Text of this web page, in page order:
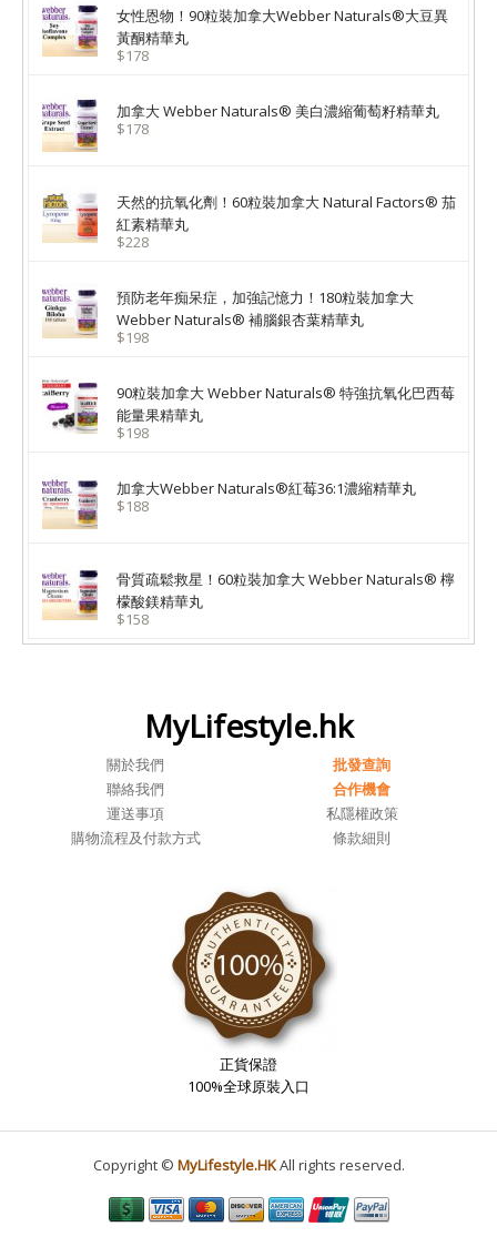
女性恩物！90粒裝加拿大Webber Naturals®大豆異
黃酮精華丸
$178
加拿大 Webber Naturals® 美白濃縮葡萄籽精華丸
$178
天然的抗氧化劑！60粒裝加拿大 Natural Factors® 茄
紅素精華丸
$228
預防老年痴呆症，加強記憶力！180粒裝加拿大
Webber Naturals® 補腦銀杏葉精華丸
$198
90粒裝加拿大 Webber Naturals® 特強抗氧化巴西莓
能量果精華丸
$198
加拿大Webber Naturals®紅莓36:1濃縮精華丸
$188
骨質疏鬆救星！60粒裝加拿大 Webber Naturals® 檸
檬酸鎂精華丸
$158
MyLifestyle.hk
關於我們
批發查詢
聯絡我們
合作機會
運送事項
私隱權政策
購物流程及付款方式
條款細則
正貨保證
100%全球原裝入口
Copyright © MyLifestyle.HKAll rights reserved.